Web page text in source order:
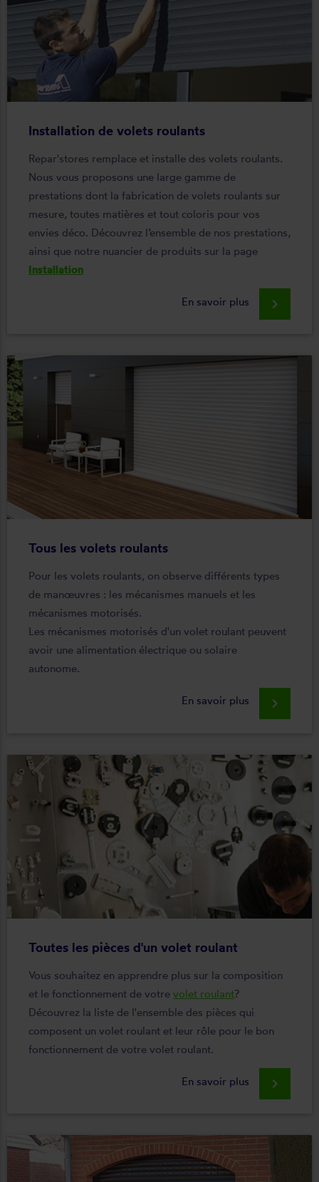
Installation de volets roulants
Repar'stores remplace et installe des volets roulants.
Nous vous proposons une large gamme de
prestations dont la fabrication de volets roulants sur
mesure, toutes matières et tout coloris pour vos
envies déco. Découvrez l’ensemble de nos prestations,
ainsi que notre nuancier de produits sur la page
Installation
En savoir plus keyboard_arrow_right
Tous les volets roulants
Pour les volets roulants, on observe différents types
de manœuvres : les mécanismes manuels et les
mécanismes motorisés.
Les mécanismes motorisés d'un volet roulant peuvent
avoir une alimentation électrique ou solaire
autonome.
En savoir plus keyboard_arrow_right
Toutes les pièces d'un volet roulant
Vous souhaitez en apprendre plus sur la composition
et le fonctionnement de votre volet roulant?
Découvrez la liste de l'ensemble des pièces qui
composent un volet roulant et leur rôle pour le bon
fonctionnement de votre volet roulant.
En savoir plus keyboard_arrow_right